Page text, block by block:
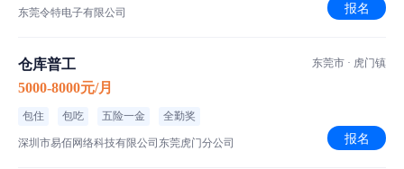
东莞令特电子有限公司 报名
仓库普工
5000-8000元/月
包住 包吃 五险一金 全勤奖
深圳市易佰网络科技有限公司东莞虎门分公司
东莞市 · 虎门镇
报名